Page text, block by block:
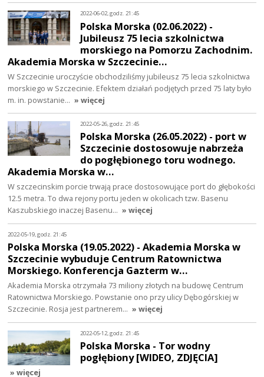
2022-06-02, godz. 21:45
Polska Morska (02.06.2022) -
Jubileusz 75 lecia szkolnictwa
morskiego na Pomorzu Zachodnim.
Akademia Morska w Szczecinie…
W Szczecinie uroczyście obchodziliśmy jubileusz 75 lecia szkolnictwa
morskiego w Szczecinie. Efektem działań podjętych przed 75 laty było
m. in. powstanie… » więcej
2022-05-26, godz. 21:45
Polska Morska (26.05.2022) - port w
Szczecinie dostosowuje nabrzeża
do pogłębionego toru wodnego.
Akademia Morska w…
W szczecinskim porcie trwają prace dostosowujące port do głębokości
12.5 metra. To dwa rejony portu jeden w okolicach tzw. Basenu
Kaszubskiego inaczej Basenu… » więcej
2022-05-19, godz. 21:45
Polska Morska (19.05.2022) - Akademia Morska w
Szczecinie wybuduje Centrum Ratownictwa
Morskiego. Konferencja Gazterm w…
Akademia Morska otrzymała 73 miliony złotych na budowę Centrum
Ratownictwa Morskiego. Powstanie ono przy ulicy Dębogórskiej w
Szczecinie. Rosja jest partnerem… » więcej
2022-05-12, godz. 21:45
Polska Morska - Tor wodny
pogłębiony [WIDEO, ZDJĘCIA]
» więcej